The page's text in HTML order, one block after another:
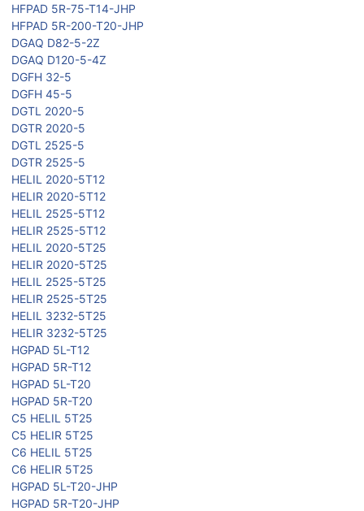
HFPAD 5R-75-T14-JHP
HFPAD 5R-200-T20-JHP
DGAQ D82-5-2Z
DGAQ D120-5-4Z
DGFH 32-5
DGFH 45-5
DGTL 2020-5
DGTR 2020-5
DGTL 2525-5
DGTR 2525-5
HELIL 2020-5T12
HELIR 2020-5T12
HELIL 2525-5T12
HELIR 2525-5T12
HELIL 2020-5T25
HELIR 2020-5T25
HELIL 2525-5T25
HELIR 2525-5T25
HELIL 3232-5T25
HELIR 3232-5T25
HGPAD 5L-T12
HGPAD 5R-T12
HGPAD 5L-T20
HGPAD 5R-T20
C5 HELIL 5T25
C5 HELIR 5T25
C6 HELIL 5T25
C6 HELIR 5T25
HGPAD 5L-T20-JHP
HGPAD 5R-T20-JHP